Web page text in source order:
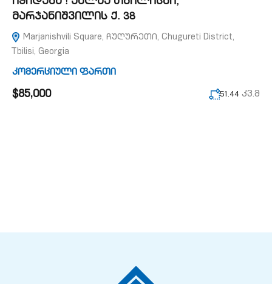
მარჯანიშვილის ქ. 38
Marjanishvili Square, ჩუღურეთი, Chugureti District,
Tbilisi, Georgia
კომერციული ფართი
$85,000 51.44 კვ.მ